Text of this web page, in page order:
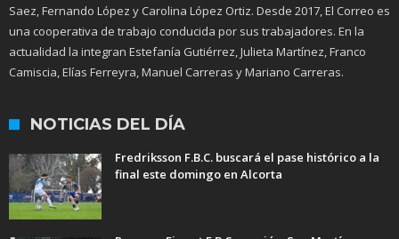
Saez, Fernando López y Carolina López Ortiz. Desde 2017, El Correo es
una cooperativa de trabajo conducida por sus trabajadores. En la
actualidad la integran Estefanía Gutiérrez, Julieta Martínez, Franco
Camiscia, Elías Ferreyra, Manuel Carreras y Mariano Carreras.
NOTICIAS DEL DÍA
Fredriksson F.B.C. buscará el pase histórico a la
final este domingo en Alcorta